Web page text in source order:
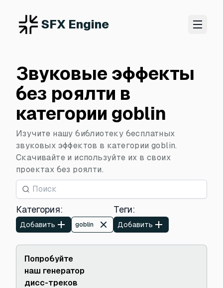
SFX Engine
Звуковые эффекты
без роялти в
категории goblin
Изучите нашу библиотеку бесплатных
звуковых эффектов в категории goblin.
Скачивайте и используйте их в своих
проектах без роялти.
Категория:
Добавить goblin
Теги:
Добавить
Попробуйте
наш генератор
дисс-треков